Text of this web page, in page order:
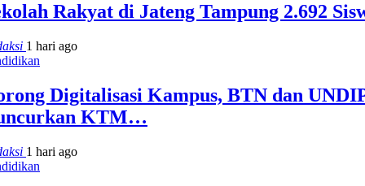
Rakyat di Jateng Tampung 2.692
1 hari ago
Digitalisasi Kampus, BTN dan
KTM…
1 hari ago